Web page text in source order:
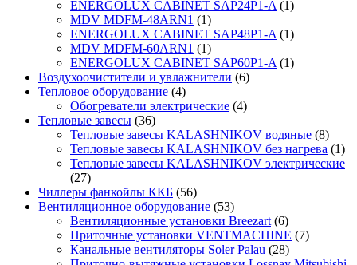
ENERGOLUX CABINET SAP24P1-A (1)
MDV MDFM-48ARN1 (1)
ENERGOLUX CABINET SAP48P1-A (1)
MDV MDFM-60ARN1 (1)
ENERGOLUX CABINET SAP60P1-A (1)
Воздухоочистители и увлажнители (6)
Тепловое оборудование (4)
Обогреватели электрические (4)
Тепловые завесы (36)
Тепловые завесы KALASHNIKOV водяные (8)
Тепловые завесы KALASHNIKOV без нагрева (1)
Тепловые завесы KALASHNIKOV электрические
(27)
Чиллеры фанкойлы ККБ (56)
Вентиляционное оборудование (53)
Вентиляционные установки Breezart (6)
Приточные установки VENTMACHINE (7)
Канальные вентиляторы Soler Palau (28)